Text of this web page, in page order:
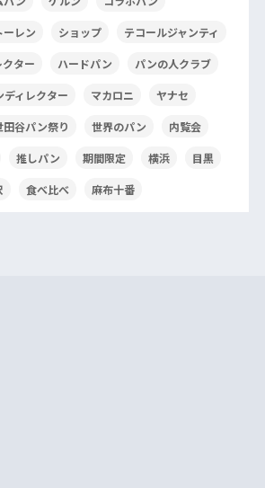
ーレン ショップ テコールジャンティ
クター ハードパン パンの人クラブ
ディレクター マカロニ ヤナセ
田谷パン祭り 世界のパン 内覧会
推しパン 期間限定 横浜 目黒
食べ比べ 麻布十番